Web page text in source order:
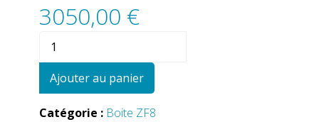
3050,00 €
Ajouter au panier
Catégorie : Boite ZF8